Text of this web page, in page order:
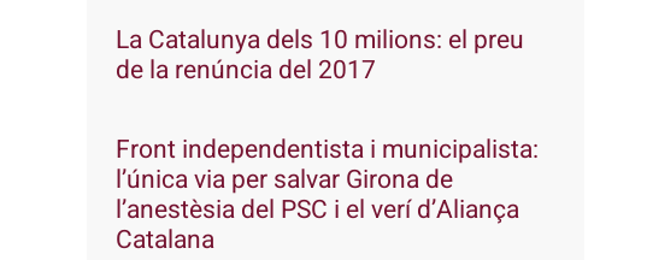
La Catalunya dels 10 milions: el preu
de la renúncia del 2017
Front independentista i municipalista:
l’única via per salvar Girona de
l’anestèsia del PSC i el verí d’Aliança
Catalana